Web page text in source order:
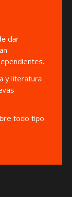
dar
y literatura
todo tipo